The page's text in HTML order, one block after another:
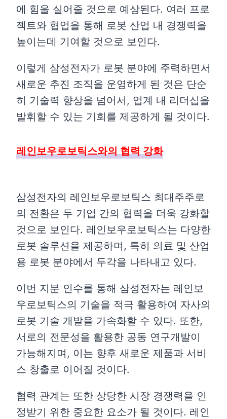
에 힘을 실어줄 것으로 예상된다. 여러 프로
젝트와 협업을 통해 로봇 산업 내 경쟁력을
높이는데 기여할 것으로 보인다.
이렇게 삼성전자가 로봇 분야에 주력하면서
새로운 추진 조직을 운영하게 된 것은 단순
히 기술력 향상을 넘어서, 업계 내 리더십을
발휘할 수 있는 기회를 제공하게 될 것이다.
레인보우로보틱스와의 협력 강화
삼성전자의 레인보우로보틱스 최대주주로
의 전환은 두 기업 간의 협력을 더욱 강화할
것으로 보인다. 레인보우로보틱스는 다양한
로봇 솔루션을 제공하며, 특히 의료 및 산업
용 로봇 분야에서 두각을 나타내고 있다.
이번 지분 인수를 통해 삼성전자는 레인보
우로보틱스의 기술을 적극 활용하여 자사의
로봇 기술 개발을 가속화할 수 있다. 또한,
서로의 전문성을 활용한 공동 연구개발이
가능해지며, 이는 향후 새로운 제품과 서비
스 창출로 이어질 것이다.
협력 관계는 또한 상당한 시장 경쟁력을 인
정받기 위한 중요한 요소가 될 것이다. 레인